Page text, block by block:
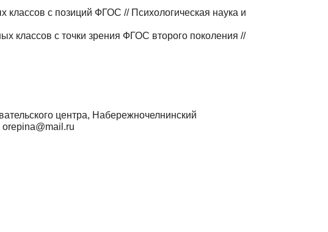
классов с позиций ФГОС // Психологическая наука и
клас­сов с точки зрения ФГОС второго поколения //
центра, Набережночелнинский
orepina@mail.ru